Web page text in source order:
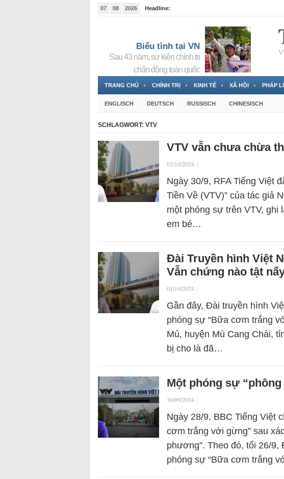
07 08 2026
Headline:
Biểu tình tại VN
Sau 43 năm, sự kiện chính trị
chấn động toàn quốc
TRANG CHỦ CHÍNH TRỊ KINH TẾ XÃ HỘI PHÁP
ENGLISCH DEUTSCH RUSSISCH CHINESISCH
SCHLAGWORT: VTV
VTV vẫn chưa chừa
02/10/2024 |
Ngày 30/9, RFA Tiếng Việt
Tiền Về (VTV)” của tác giả
một phóng sự trên VTV, ghi
em bé…
Đài Truyền hình Việt
Vẫn chứng nào tật
01/10/2024 |
Gần đây, Đài truyền hình
phóng sự “Bữa cơm trắng
Mủ, huyện Mù Cang Chải,
bị cho là đã…
Một phóng sự “phông
30/09/2024 |
Ngày 28/9, BBC Tiếng Việt
cơm trắng với gừng” sau
phương”. Theo đó, tối 26/
phóng sự “Bữa cơm trắng